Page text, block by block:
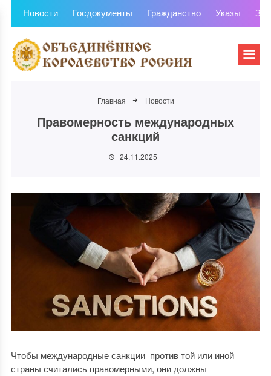
Новости Госдокументы Гражданство Указы
Главная Новости
Правомерность международных
санкций
24.11.2025
Чтобы международные санкции против той или иной
страны считались правомерными, они должны